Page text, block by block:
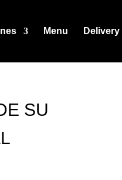
Menu Delivery
SU